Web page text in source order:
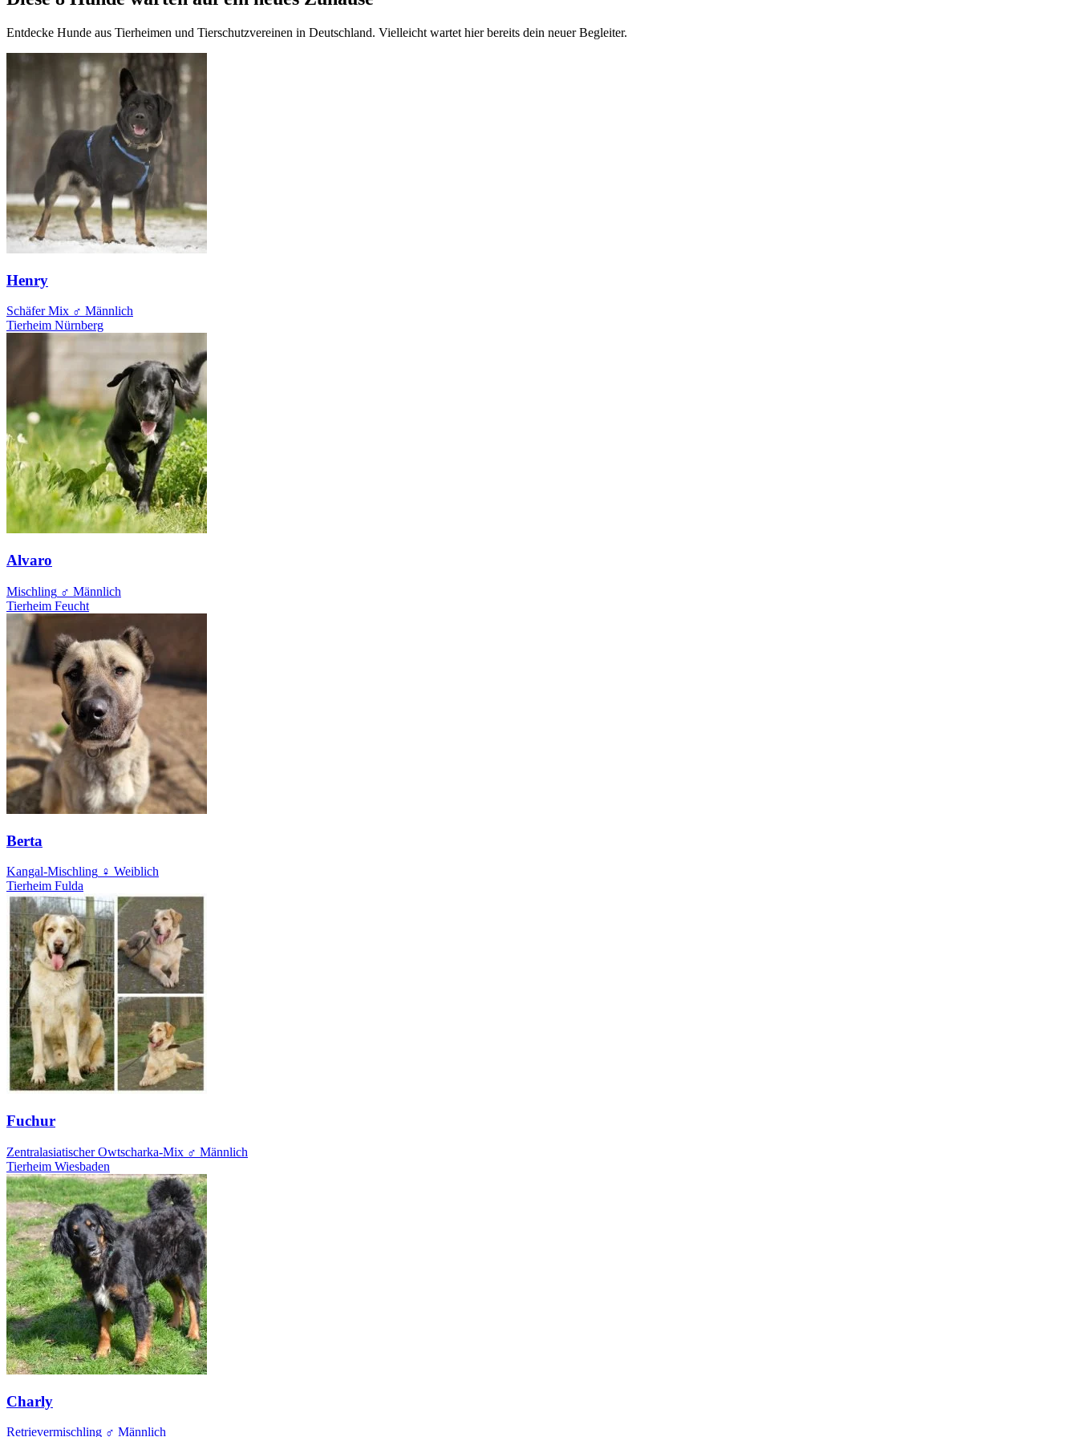
Entdecke Hunde aus Tierheimen und Tierschutzvereinen in Deutschland. Vielleicht wartet hier bereits dein neuer Begleiter.
Henry
Schäfer Mix ♂ Männlich
Tierheim Nürnberg
Alvaro
Mischling ♂ Männlich
Tierheim Feucht
Berta
Kangal-Mischling ♀ Weiblich
Tierheim Fulda
Fuchur
Zentralasiatischer Owtscharka-Mix ♂ Männlich
Tierheim Wiesbaden
Charly
Retrievermischling ♂ Männlich